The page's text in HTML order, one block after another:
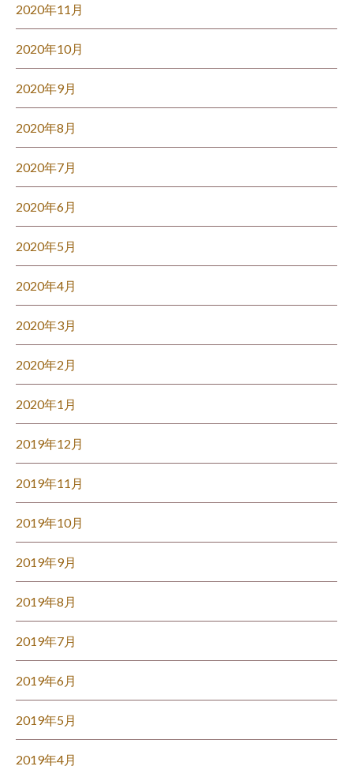
2020年11月
2020年10月
2020年9月
2020年8月
2020年7月
2020年6月
2020年5月
2020年4月
2020年3月
2020年2月
2020年1月
2019年12月
2019年11月
2019年10月
2019年9月
2019年8月
2019年7月
2019年6月
2019年5月
2019年4月